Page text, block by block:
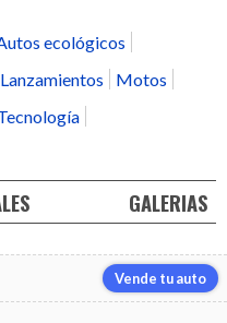
ecológicos
Lanzamientos
Motos
GALERIAS
Vende tu auto